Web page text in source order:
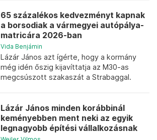
65 százalékos kedvezményt kapnak
a borsodiak a vármegyei autópálya-
matricára 2026-ban
Vida Benjámin
Lázár János azt ígérte, hogy a kormány
még idén őszig kijavíttatja az M30-as
megcsúszott szakaszát a Strabaggal.
Lázár János minden korábbinál
keményebben ment neki az egyik
legnagyobb építési vállalkozásnak